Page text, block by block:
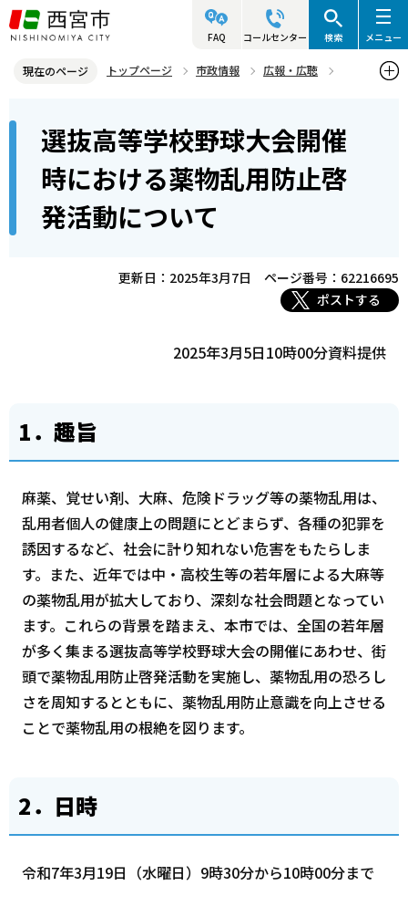
こ
の
ジ
す
FAQ コールセンター 検索 メニュー
現在のページ トップページ 市政情報
広報・広聴
選抜高等学校野球大会開催時における薬物乱用防止啓発活動について
ら
選抜高等学校野球大会開催
時における薬物乱用防止啓
発活動について
更新日：2025年3月7日
ページ番号：62216695
ポストする
2025年3月5日10時00分資料提供
1．趣旨
麻薬、覚せい剤、大麻、危険ドラッグ等の薬物乱用は、
乱用者個人の健康上の問題にとどまらず、各種の犯罪を
誘因するなど、社会に計り知れない危害をもたらしま
す。また、近年では中・高校生等の若年層による大麻等
の薬物乱用が拡大しており、深刻な社会問題となってい
ます。これらの背景を踏まえ、本市では、全国の若年層
が多く集まる選抜高等学校野球大会の開催にあわせ、街
頭で薬物乱用防止啓発活動を実施し、薬物乱用の恐ろし
さを周知するとともに、薬物乱用防止意識を向上させる
ことで薬物乱用の根絶を図ります。
2．日時
令和7年3月19日（水曜日）9時30分から10時00分まで